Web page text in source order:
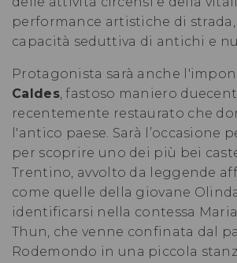
performance artistiche di
capacità seduttiva di antichi e
Protagonista sarà anche
Caldes, fastoso maniero
recentemente restaurato che
l'antico paese. Sarà l’occasione
per scoprire uno dei più bei
Trentino, avvolto da leggende
come quelle della giovane
identificarsi nella contessa
Thun, che venne confinata dal
Rodemondo in una piccola